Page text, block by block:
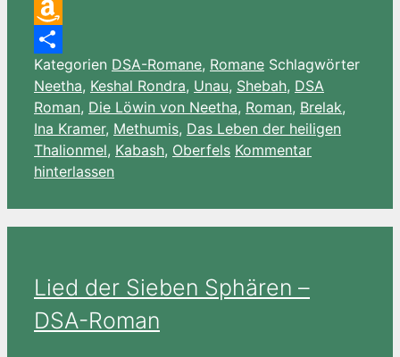
Email
Amazon
Wish
List
Teilen
Kategorien DSA-Romane, Romane Schlagwörter
Neetha, Keshal Rondra, Unau, Shebah, DSA
Roman, Die Löwin von Neetha, Roman, Brelak,
Ina Kramer, Methumis, Das Leben der heiligen
Thalionmel, Kabash, Oberfels Kommentar
hinterlassen
Lied der Sieben Sphären –
DSA-Roman